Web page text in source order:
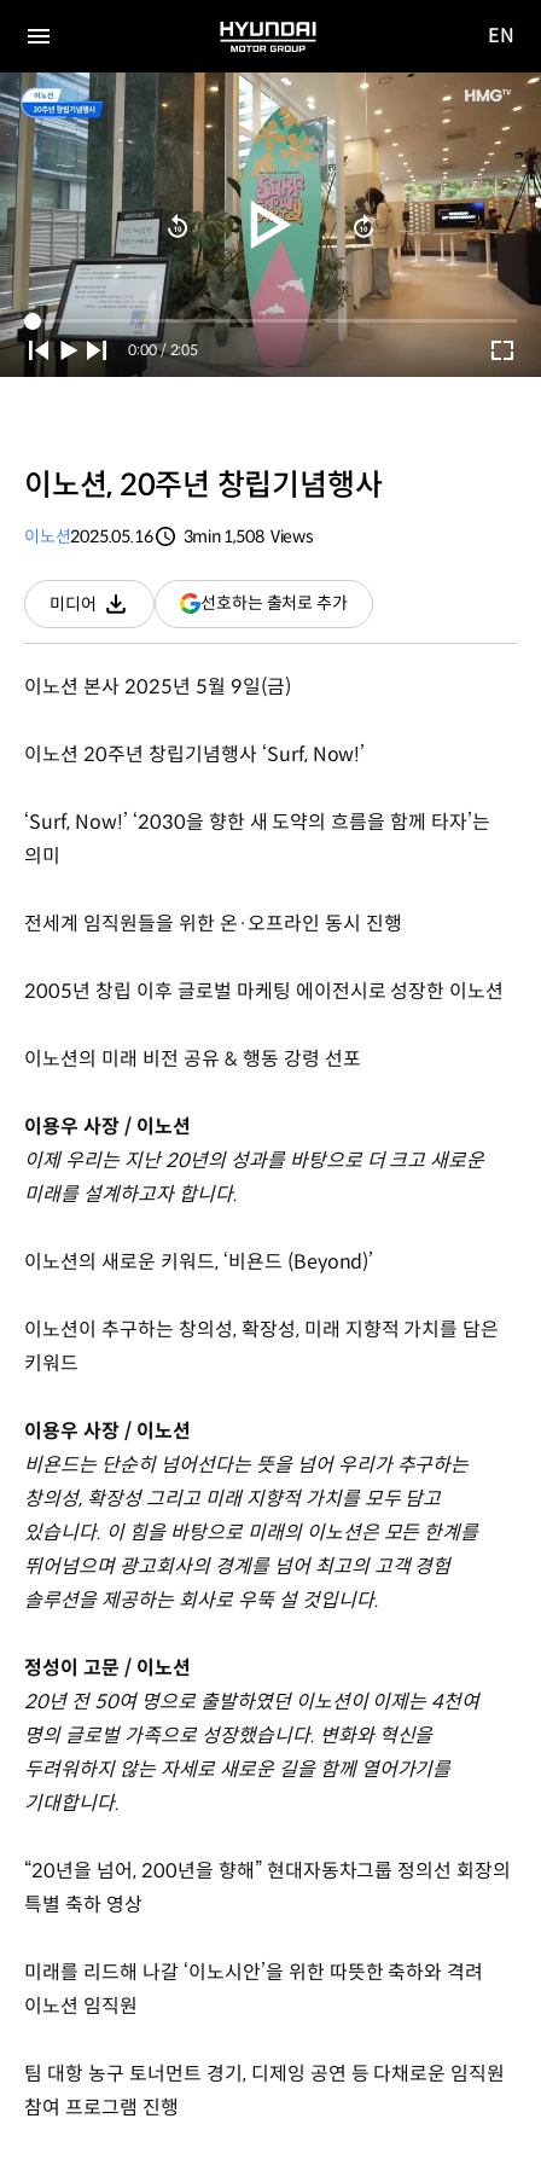
전체
메뉴
HYUNDAI
MOTOR
GROUP
사이
이동
EN
Current
Time
0:00 / Duration
2:05
이노션, 20주년 창립기념행사
이노션2025.05.16
3min1,508 Views
미디어
다운로드
선호하는 출처로 추가(새
창
이노션 본사 2025년 5월 9일(금)
이노션 20주년 창립기념행사 ‘Surf, Now!’
‘Surf, Now!’ ‘2030을 향한 새 도약의 흐름을 함께 타자’는
의미
전세계 임직원들을 위한 온·오프라인 동시 진행
2005년 창립 이후 글로벌 마케팅 에이전시로 성장한 이노션
이노션의 미래 비전 공유 & 행동 강령 선포
이용우 사장 / 이노션
이제 우리는 지난 20년의 성과를 바탕으로 더 크고 새로운
미래를 설계하고자 합니다.
이노션의 새로운 키워드, ‘비욘드 (Beyond)’
이노션이 추구하는 창의성, 확장성, 미래 지향적 가치를 담은
키워드
이용우 사장 / 이노션
비욘드는 단순히 넘어선다는 뜻을 넘어 우리가 추구하는
창의성, 확장성 그리고 미래 지향적 가치를 모두 담고
있습니다. 이 힘을 바탕으로 미래의 이노션은 모든 한계를
뛰어넘으며 광고회사의 경계를 넘어 최고의 고객 경험
솔루션을 제공하는 회사로 우뚝 설 것입니다.
정성이 고문 / 이노션
20년 전 50여 명으로 출발하였던 이노션이 이제는 4천여
명의 글로벌 가족으로 성장했습니다. 변화와 혁신을
두려워하지 않는 자세로 새로운 길을 함께 열어가기를
기대합니다.
“20년을 넘어, 200년을 향해” 현대자동차그룹 정의선 회장의
특별 축하 영상
미래를 리드해 나갈 ‘이노시안’을 위한 따뜻한 축하와 격려
이노션 임직원
팀 대항 농구 토너먼트 경기, 디제잉 공연 등 다채로운 임직원
참여 프로그램 진행